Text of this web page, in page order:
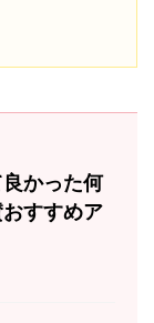
かった何
すすめア